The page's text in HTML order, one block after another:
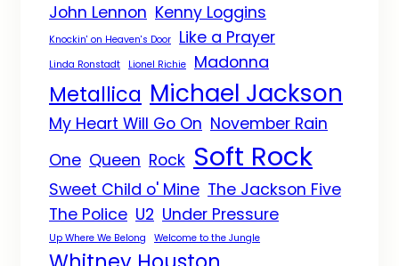
John Lennon Kenny Loggins
Knockin' on Heaven's Door Like a Prayer
Linda Ronstadt Lionel Richie Madonna
Metallica Michael Jackson
My Heart Will Go On November Rain
One Queen Rock Soft Rock
Sweet Child o' Mine The Jackson Five
The Police U2 Under Pressure
Up Where We Belong Welcome to the Jungle